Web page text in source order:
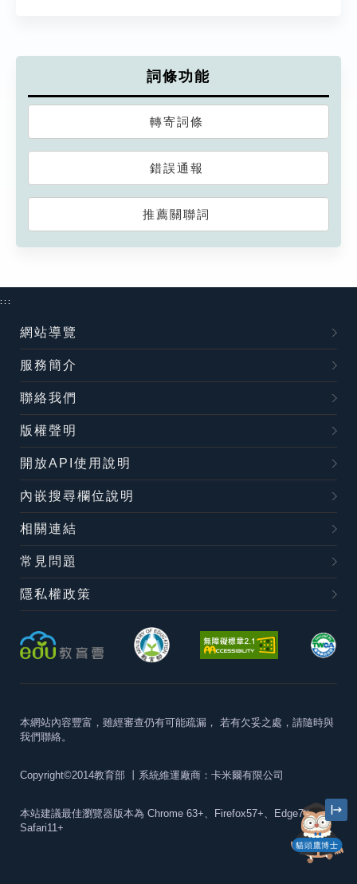
詞條功能
轉寄詞條
錯誤通報
推薦關聯詞
貓頭鷹博士
:::
網站導覽
服務簡介
聯絡我們
版權聲明
開放API使用說明
內嵌搜尋欄位說明
相關連結
常見問題
隱私權政策
本網站內容豐富，雖經審查仍有可能疏漏， 若有欠妥之處，請隨時與
我們聯絡。
Copyright©2014教育部 丨系統維運廠商：卡米爾有限公司
本站建議最佳瀏覽器版本為 Chrome 63+、Firefox57+、Edge79+及
Safari11+